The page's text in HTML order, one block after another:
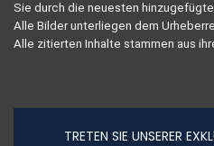
Sie durch die neuesten
Alle Bilder unterliegen dem
Alle zitierten Inhalte stammen aus
TRETEN SIE UNSERER